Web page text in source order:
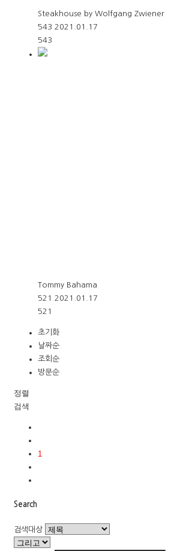
Steakhouse by Wolfgang Zwiener
543 2021.01.17
543
Tommy Bahama
521
2021.01.17
521
초기화
날짜순
조회순
방문순
정렬
검색
1
Search
검색대상